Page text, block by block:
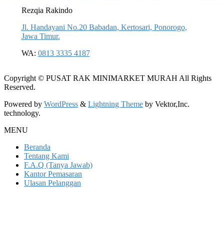
Rezqia Rakindo
Jl. Handayani No.20 Babadan, Kertosari, Ponorogo,
Jawa Timur.
WA: 0813 3335 4187
Copyright © PUSAT RAK MINIMARKET MURAH All Rights
Reserved.
Powered by WordPress & Lightning Theme by Vektor,Inc.
technology.
MENU
Beranda
Tentang Kami
F.A.Q (Tanya Jawab)
Kantor Pemasaran
Ulasan Pelanggan